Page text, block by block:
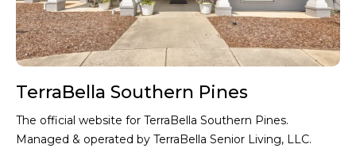
TerraBella Southern Pines
The official website for TerraBella Southern Pines.
Managed & operated by TerraBella Senior Living, LLC.